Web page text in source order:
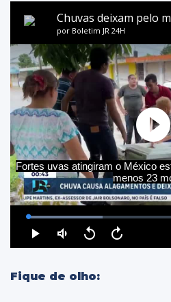
Fique de olho: